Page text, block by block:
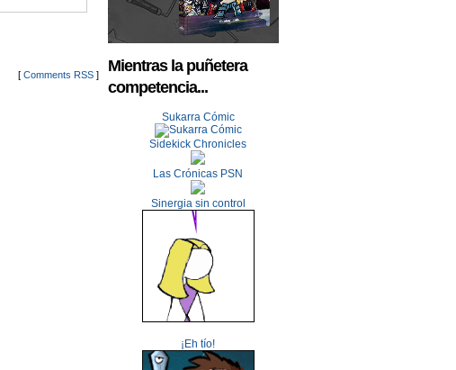
[ Comments RSS ]
Mientras la puñetera
competencia...
Sukarra Cómic
Sidekick Chronicles
Las Crónicas PSN
Sinergia sin control
¡Eh tío!